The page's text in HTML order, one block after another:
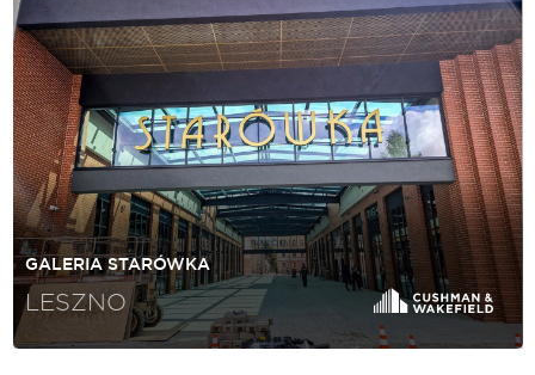
GALERIA STARÓWKA
LESZNO